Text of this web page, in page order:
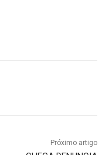
Próximo artigo